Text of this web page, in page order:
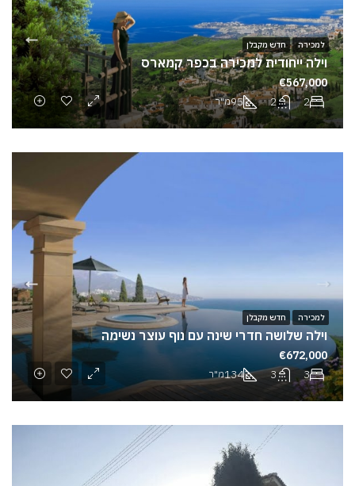
וילה ייחודית למכירה בכפר קמארס
2
2
95מ"ר
€567,000
למכירה חדש מקבלן
וילה שלושה חדרי שינה עם נוף עוצר נשימה
3
3
134מ"ר
€672,000
למכירה חדש מקבלן